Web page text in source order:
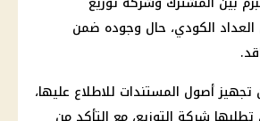
العداد الكودي، حال وجوده ضمن
أصول المستندات للاطلاع عليها،